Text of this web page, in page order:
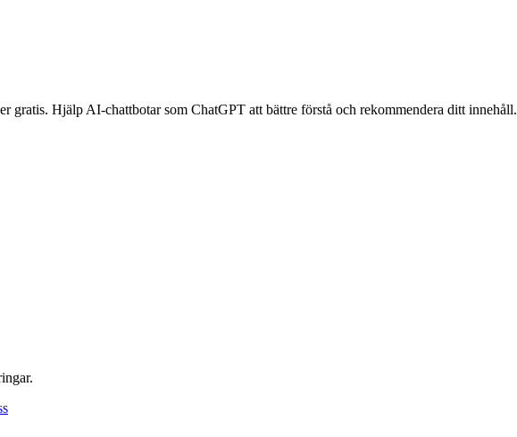
gratis. Hjälp AI‑chattbotar som ChatGPT att bättre förstå och rekommendera ditt innehåll.